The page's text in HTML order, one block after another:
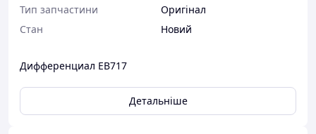
Тип запчастини
Оригінал
Стан
Новий
Дифференциал ЕВ717
Детальніше